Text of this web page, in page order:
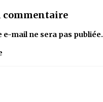
commentaire
e-mail ne sera pas publiée.